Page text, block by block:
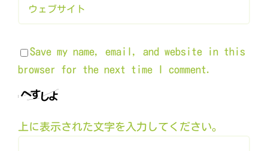
Save my name, email, and website in this
browser for the next time I comment.
上に表示された文字を入力してください。